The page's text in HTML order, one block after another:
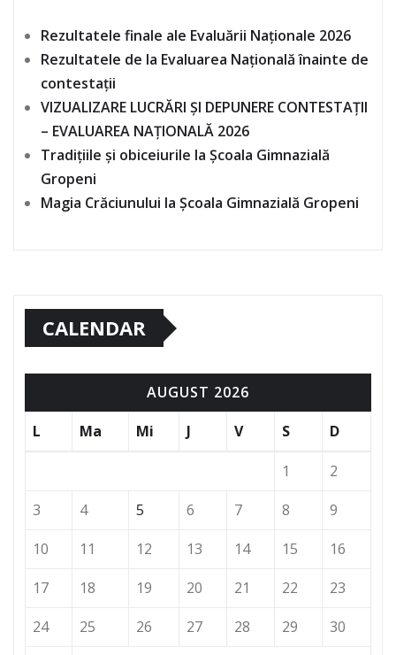
Rezultatele finale ale Evaluării Naționale 2026
Rezultatele de la Evaluarea Națională înainte de
contestații
VIZUALIZARE LUCRĂRI ȘI DEPUNERE CONTESTAȚII
– EVALUAREA NAȚIONALĂ 2026
Tradițiile și obiceiurile la Școala Gimnazială
Gropeni
Magia Crăciunului la Școala Gimnazială Gropeni
CALENDAR
AUGUST 2026
L
Ma Mi J V S D
1
2
3
4 5 6 7 8
9
10
11 12 13 14 15
16
17
18 19 20 21 22
23
24
25 26 27 28 29
30